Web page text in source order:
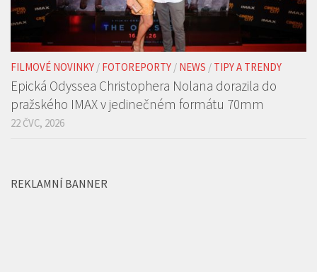
FILMOVÉ NOVINKY / FOTOREPORTY / NEWS / TIPY A TRENDY
Epická Odyssea Christophera Nolana dorazila do
pražského IMAX v jedinečném formátu 70mm
22 ČVC, 2026
REKLAMNÍ BANNER